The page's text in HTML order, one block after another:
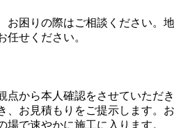
困りの際はご相談ください。
せください。
から本人確認をさせていただ
お見積もりをご提示します。
で速やかに施工に入ります。